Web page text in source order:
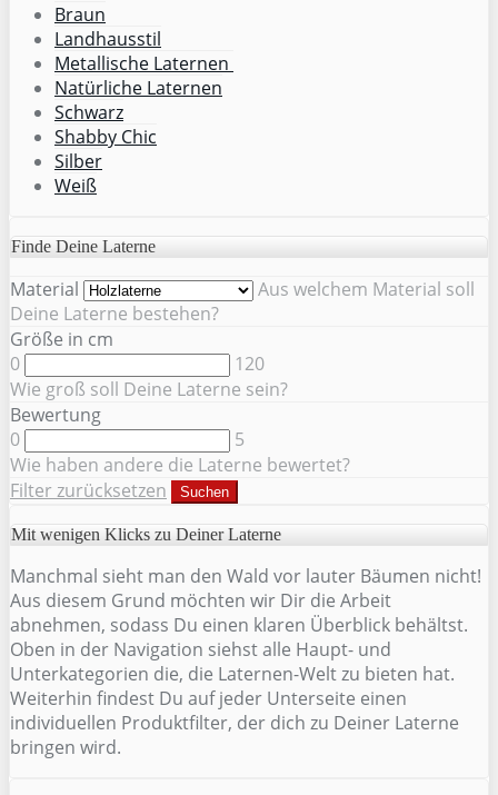
Braun
Landhausstil
Metallische Laternen
Natürliche Laternen
Schwarz
Shabby Chic
Silber
Weiß
Finde Deine Laterne
Material
Aus welchem Material soll
Deine Laterne bestehen?
Größe in cm
0
120
Wie groß soll Deine Laterne sein?
Bewertung
0
5
Wie haben andere die Laterne bewertet?
Filter zurücksetzen
Suchen
Mit wenigen Klicks zu Deiner Laterne
Manchmal sieht man den Wald vor lauter Bäumen nicht!
Aus diesem Grund möchten wir Dir die Arbeit
abnehmen, sodass Du einen klaren Überblick behältst.
Oben in der Navigation siehst alle Haupt- und
Unterkategorien die, die Laternen-Welt zu bieten hat.
Weiterhin findest Du auf jeder Unterseite einen
individuellen Produktfilter, der dich zu Deiner Laterne
bringen wird.